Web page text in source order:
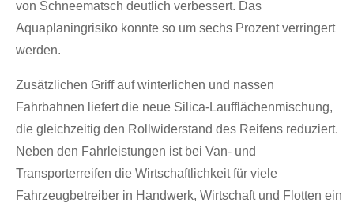
von Schneematsch deutlich verbessert. Das
Aquaplaningrisiko konnte so um sechs Prozent verringert
werden.
Zusätzlichen Griff auf winterlichen und nassen
Fahrbahnen liefert die neue Silica-Laufflächenmischung,
die gleichzeitig den Rollwiderstand des Reifens reduziert.
Neben den Fahrleistungen ist bei Van- und
Transporterreifen die Wirtschaftlichkeit für viele
Fahrzeugbetreiber in Handwerk, Wirtschaft und Flotten ein